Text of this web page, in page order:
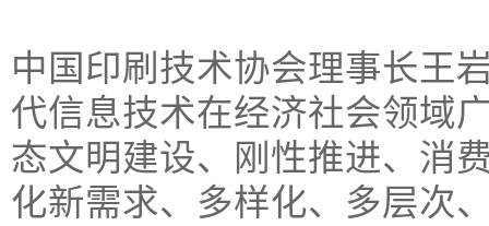
中国印刷技术协会理事长王
代信息技术在经济社会领域
态文明建设、刚性推进、消
化新需求、多样化、多层次